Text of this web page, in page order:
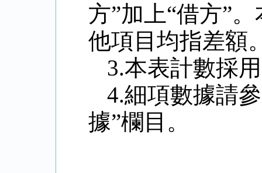
方”加上“借方”
他項目均指差額
3.本表計數採
4.細項數據請
據”欄目。